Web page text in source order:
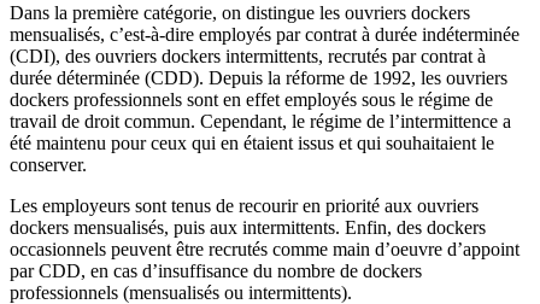
Dans la première catégorie, on distingue les ouvriers dockers
mensualisés, c’est-à-dire employés par contrat à durée indéterminée
(CDI), des ouvriers dockers intermittents, recrutés par contrat à
durée déterminée (CDD). Depuis la réforme de 1992, les ouvriers
dockers professionnels sont en effet employés sous le régime de
travail de droit commun. Cependant, le régime de l’intermittence a
été maintenu pour ceux qui en étaient issus et qui souhaitaient le
conserver.
Les employeurs sont tenus de recourir en priorité aux ouvriers
dockers mensualisés, puis aux intermittents. Enfin, des dockers
occasionnels peuvent être recrutés comme main d’oeuvre d’appoint
par CDD, en cas d’insuffisance du nombre de dockers
professionnels (mensualisés ou intermittents).